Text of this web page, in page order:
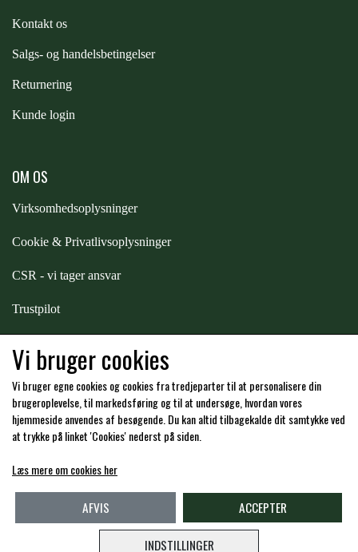
PHARMACARE
TKO
WAHLSTEN
WALSH
Kontakt os
Salgs- og handelsbetingelser
Returnering
Kunde login
OM OS
Virksomhedsoplysninger
Cookie & Privatlivsoplysninger
CSR - vi tager ansvar
Trustpilot
Hos os kan du betale med:
Vi bruger cookies
Vi bruger egne cookies og cookies fra tredjeparter til at personalisere din
brugeroplevelse, til markedsføring og til at undersøge, hvordan vores
hjemmeside anvendes af besøgende. Du kan altid tilbagekalde dit samtykke ved
at trykke på linket 'Cookies' nederst på siden.
Læs mere om cookies her
INDSTILLINGER
AFVIS ACCEPTER